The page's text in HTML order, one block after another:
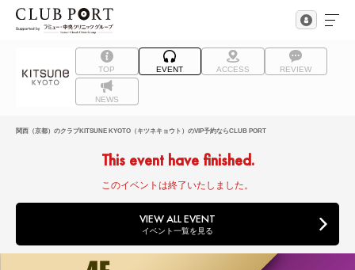
TOP EVENT ACCESS REVIEW
NEWS
関西（京都）のクラブKITSUNE KYOTO（キツネキョウト）のVIP予約ならCLUB PORT
This event have finished.
このイベントは終了いたしました。
VIEW ALL EVENT
イベント一覧を見る